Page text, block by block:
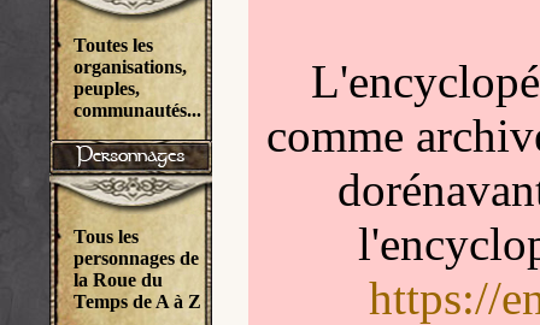
Toutes les
organisations,
peuples,
communautés...
Tous les
personnages de
la Roue du
Temps de A à Z
comme
https://